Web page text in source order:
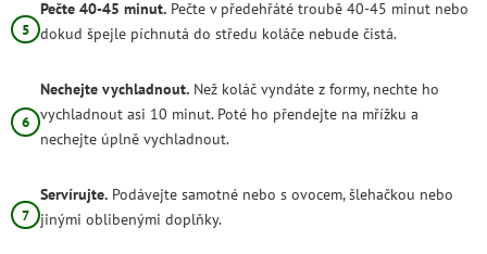
Pečte 40-45 minut.Pečte v předehřáté troubě 40-45 minut nebo
dokud špejle píchnutá do středu koláče nebude čistá.
Nechejte vychladnout.Než koláč vyndáte z formy, nechte ho
vychladnout asi 10 minut. Poté ho přendejte na mřížku a
nechejte úplně vychladnout.
Servírujte.Podávejte samotné nebo s ovocem, šlehačkou nebo
jinými oblibenými doplňky.